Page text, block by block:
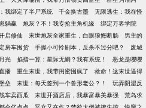
我绑定了半尸系统 千金换古墨
无限逃生：我在怪
躺赢 炮灰？不！我专抢主角机缘
绑定万界学院
启修仙 末世炮灰全家重生，白眼狼悔断肠
男主的
房车囤货 手握小可怜剧本，反杀不过分吧？
废城
光 掐指一算：星际无嗣？我有系统！
恶龙是嘤嘤
播 重生末世，我带闺蜜囤疯了
救命！这末世逼得
垒 末世：每天签到一个兽形老公？！
玩弄阴湿反
车卖西瓜 末世开酒店后，我暴富暴美暴强
荒岛求